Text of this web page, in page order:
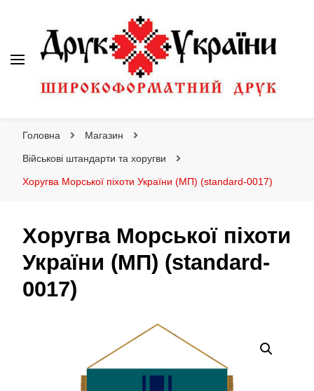
Головна Магазин
Військові штандарти та хоругви
Хоругва Морської піхоти України (МП) (standard-0017)
Хоругва Морської піхоти
України (МП) (standard-
0017)